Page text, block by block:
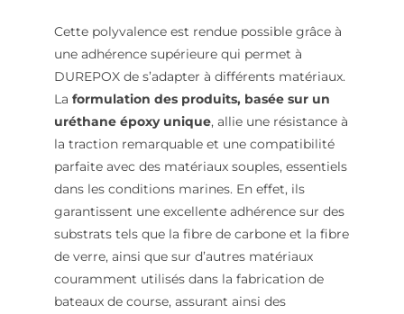
Cette polyvalence est rendue possible grâce à
une adhérence supérieure qui permet à
DUREPOX de s’adapter à différents matériaux.
La formulation des produits, basée sur un
uréthane époxy unique, allie une résistance à
la traction remarquable et une compatibilité
parfaite avec des matériaux souples, essentiels
dans les conditions marines. En effet, ils
garantissent une excellente adhérence sur des
substrats tels que la fibre de carbone et la fibre
de verre, ainsi que sur d’autres matériaux
couramment utilisés dans la fabrication de
bateaux de course, assurant ainsi des